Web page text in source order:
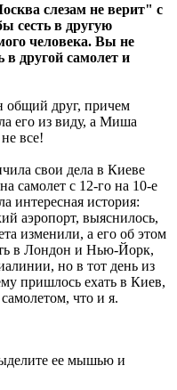
слезам не верит" с
сесть в другую
человека. Вы не
в другой самолет и
общий друг, причем
его из виду, а Миша
все!
свои дела в Киеве
самолет с 12-го на 10-е
история:
аэропорт, выяснилось,
изменили, а его об этом
в Лондон и Нью-Йорк,
но в тот день из
пришлось ехать в Киев,
что и я.
ее мышью и